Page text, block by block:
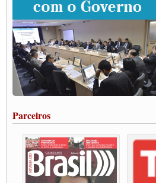
Grande Conquista da Categoria transporte de
ENCONTRO INTERNACIONAL EM APOIO A
DO BRASIL E A ELEIÇÃO 2022
Carta às Brasileiras e aos Brasileiros em Defesa
Paulinho, presidente da CNTTL, faz balanço do 3º
Caminhoneiros aprovam greve a partir do 1º de
Rodoviários de Feira Santana fazem Assembleia
salarial
Vacina Já: Lockdown de 24 horas dos
Condutores de Guarulhos farão greve sanitária
Paralisação dos Caminhoneiros na #BR285,
Rio Grande
Caminhoneiros bloqueiam duas faixas na Castello
Parceiros